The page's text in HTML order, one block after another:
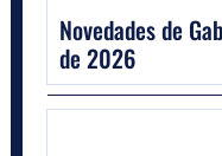
Novedades de
de 2026